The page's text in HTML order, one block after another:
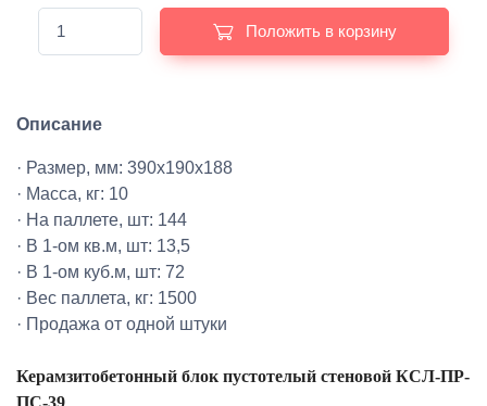
Положить в корзину
Описание
· Размер, мм: 390х190х188
· Масса, кг: 10
· На паллете, шт: 144
· В 1-ом кв.м, шт: 13,5
· В 1-ом куб.м, шт: 72
· Вес паллета, кг: 1500
· Продажа от одной штуки
Керамзитобетонный блок пустотелый стеновой КСЛ-ПР-